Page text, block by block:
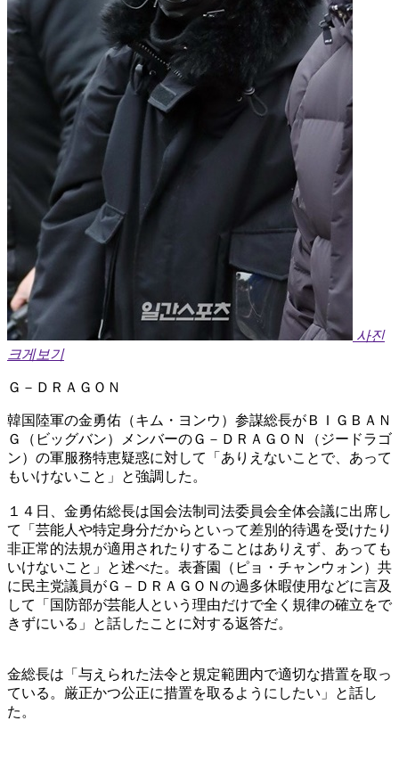
사진
크게보기
Ｇ－ＤＲＡＧＯＮ
韓国陸軍の金勇佑（キム・ヨンウ）参謀総長がＢＩＧＢＡＮ
Ｇ（ビッグバン）メンバーのＧ－ＤＲＡＧＯＮ（ジードラゴ
ン）の軍服務特恵疑惑に対して「ありえないことで、あって
もいけないこと」と強調した。
１４日、金勇佑総長は国会法制司法委員会全体会議に出席し
て「芸能人や特定身分だからといって差別的待遇を受けたり
非正常的法規が適用されたりすることはありえず、あっても
いけないこと」と述べた。表蒼園（ピョ・チャンウォン）共
に民主党議員がＧ－ＤＲＡＧＯＮの過多休暇使用などに言及
して「国防部が芸能人という理由だけで全く規律の確立をで
きずにいる」と話したことに対する返答だ。
金総長は「与えられた法令と規定範囲内で適切な措置を取っ
ている。厳正かつ公正に措置を取るようにしたい」と話し
た。